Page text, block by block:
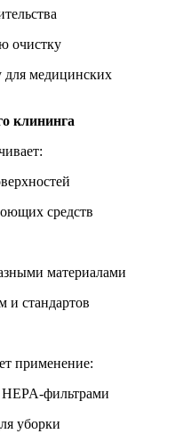
очистку
медицинских
клининга
средств
материалами
и стандартов
применение:
фильтрами
уборки